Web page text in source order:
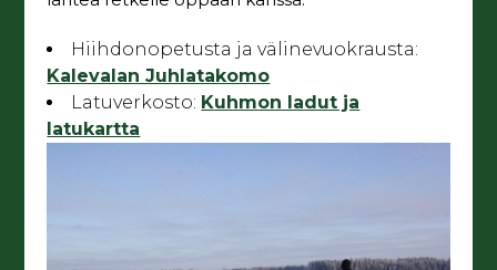
Hiihdonopetusta ja välinevuokrausta:
Kalevalan Juhlatakomo
Latuverkosto: Kuhmon ladut ja
latukartta